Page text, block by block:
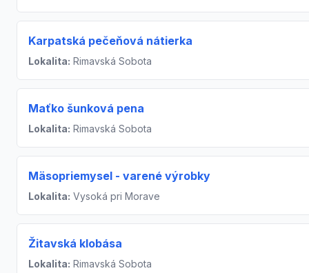
Karpatská pečeňová nátierka
Lokalita: Rimavská Sobota
Maťko šunková pena
Lokalita: Rimavská Sobota
Mäsopriemysel - varené výrobky
Lokalita: Vysoká pri Morave
Žitavská klobása
Lokalita: Rimavská Sobota